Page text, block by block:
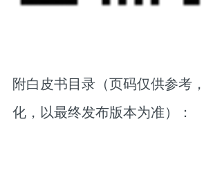
附白皮书目录（页码仅供参考
化，以最终发布版本为准）：